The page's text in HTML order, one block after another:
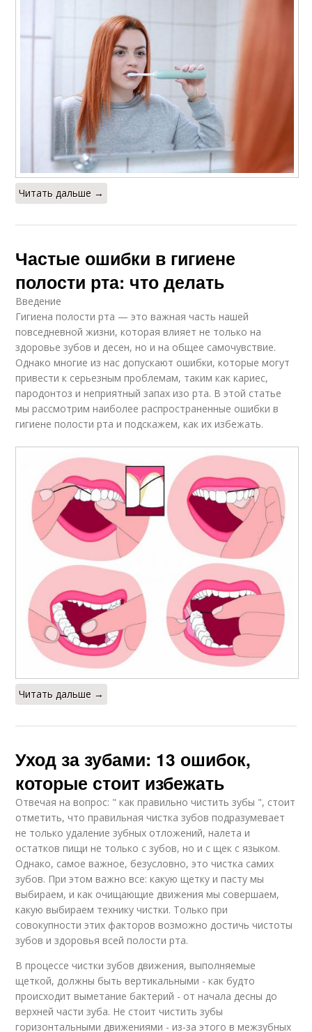
Читать дальше →
Частые ошибки в гигиене
полости рта: что делать
Введение
Гигиена полости рта — это важная часть нашей
повседневной жизни, которая влияет не только на
здоровье зубов и десен, но и на общее самочувствие.
Однако многие из нас допускают ошибки, которые могут
привести к серьезным проблемам, таким как кариес,
пародонтоз и неприятный запах изо рта. В этой статье
мы рассмотрим наиболее распространенные ошибки в
гигиене полости рта и подскажем, как их избежать.
Читать дальше →
Уход за зубами: 13 ошибок,
которые стоит избежать
Отвечая на вопрос: " как правильно чистить зубы ", стоит
отметить, что правильная чистка зубов подразумевает
не только удаление зубных отложений, налета и
остатков пищи не только с зубов, но и с щек с языком.
Однако, самое важное, безусловно, это чистка самих
зубов. При этом важно все: какую щетку и пасту мы
выбираем, и как очищающие движения мы совершаем,
какую выбираем технику чистки. Только при
совокупности этих факторов возможно достичь чистоты
зубов и здоровья всей полости рта.
В процессе чистки зубов движения, выполняемые
щеткой, должны быть вертикальными - как будто
происходит выметание бактерий - от начала десны до
верхней части зуба. Не стоит чистить зубы
горизонтальными движениями - из-за этого в межзубных